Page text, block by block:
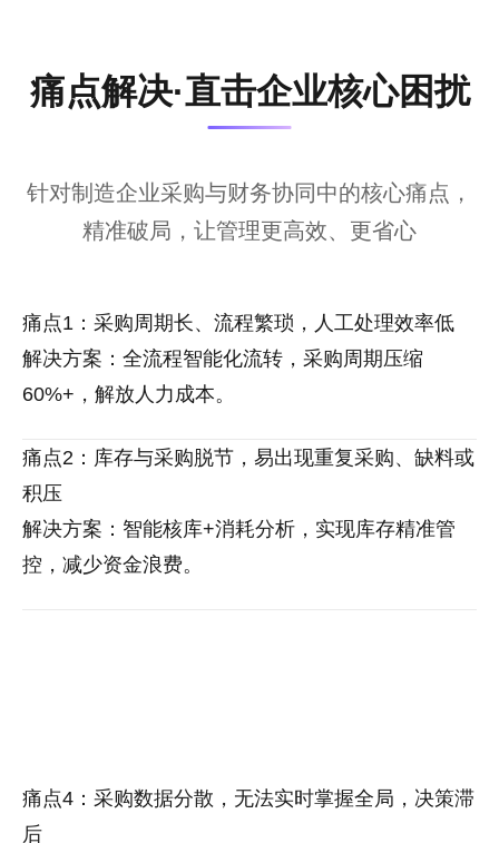
痛点解决·直击企业核心困扰
针对制造企业采购与财务协同中的核心痛点，
精准破局，让管理更高效、更省心
痛点1：采购周期长、流程繁琐，人工处理效率低
解决方案：全流程智能化流转，采购周期压缩
60%+，解放人力成本。
痛点2：库存与采购脱节，易出现重复采购、缺料或
积压
解决方案：智能核库+消耗分析，实现库存精准管
控，减少资金浪费。
痛点4：采购数据分散，无法实时掌握全局，决策滞
后